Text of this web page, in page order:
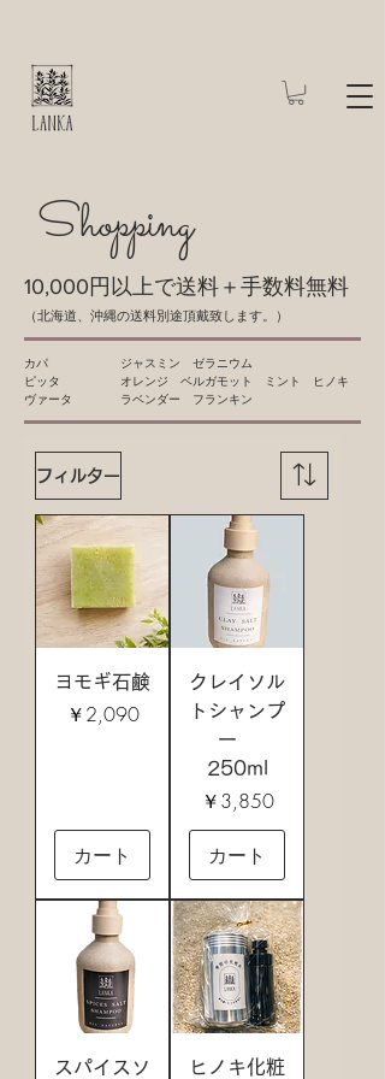
​Shopping
10,000円以上で送料＋手数料無料
​（北海道、沖縄の送料別途頂戴致します。）
​カパ ​
​ ジャスミン ゼラニウム
​ピッタ ​オレンジ ベルガモット ミント ヒノキ
ヴァータ ​ラベンダー フランキン
フィルター
ヨモギ石鹸
価格
￥2,090
カート
クレイソル
トシャンプ
ー
250ml
価格
￥3,850
カート
スパイスソ
ヒノキ化粧